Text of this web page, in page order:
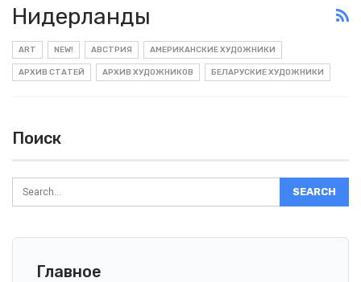
Нидерланды
ART NEW! АВСТРИЯ АМЕРИКАНСКИЕ ХУДОЖНИКИ
АРХИВ СТАТЕЙ АРХИВ ХУДОЖНИКОВ БЕЛАРУСКИЕ ХУДОЖНИКИ
Поиск
Главное